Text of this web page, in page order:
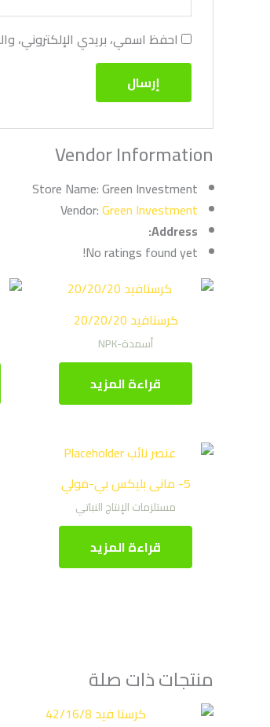
احفظ اسمي، بريدي الإلكتروني،
Vendor Information
Store Name:Green Investment
Vendor:Green Investment
Address:
No ratings found yet!
كرستافيد 20/20/20
أسمدة-NPK
قراءة المزيد
5- مانى بليكس بي-مولي
مستلزمات الإنتاج النباتي
قراءة المزيد
منتجات ذات صلة